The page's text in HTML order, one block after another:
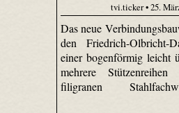
tvi.ticker • 25.
Das neue
den Friedrich-Olbricht-
einer bogenförmig leicht
mehrere Stützenreihen
filigranen